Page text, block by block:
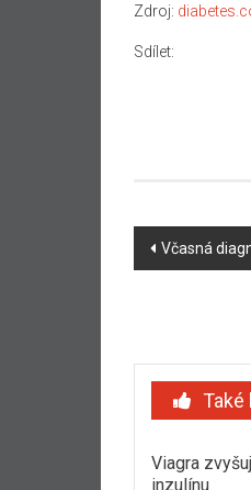
Zdroj:
Sdílet:
Včasná
Také
Viagra
inzulínu